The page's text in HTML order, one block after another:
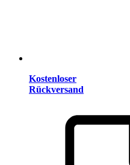
Kostenloser
Rückversand